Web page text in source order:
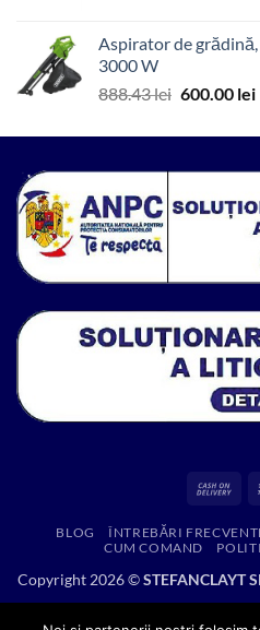
fost:
Aspirator de
3000 W
888.43lei Prețul
a
600.00 lei
BLOG ÎNTREBĂRI
CUM COMAND
Copyright 2026 ©STEFANCLAYT